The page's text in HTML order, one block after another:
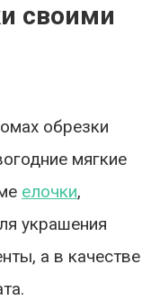
своими
обрезки
мягкие
елочки,
украшения
а в качестве